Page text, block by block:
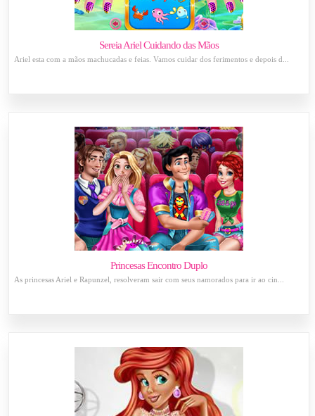
Sereia Ariel Cuidando das Mãos
Ariel esta com a mãos machucadas e feias. Vamos cuidar dos ferimentos e depois d...
Princesas Encontro Duplo
As princesas Ariel e Rapunzel, resolveram sair com seus namorados para ir ao cin...